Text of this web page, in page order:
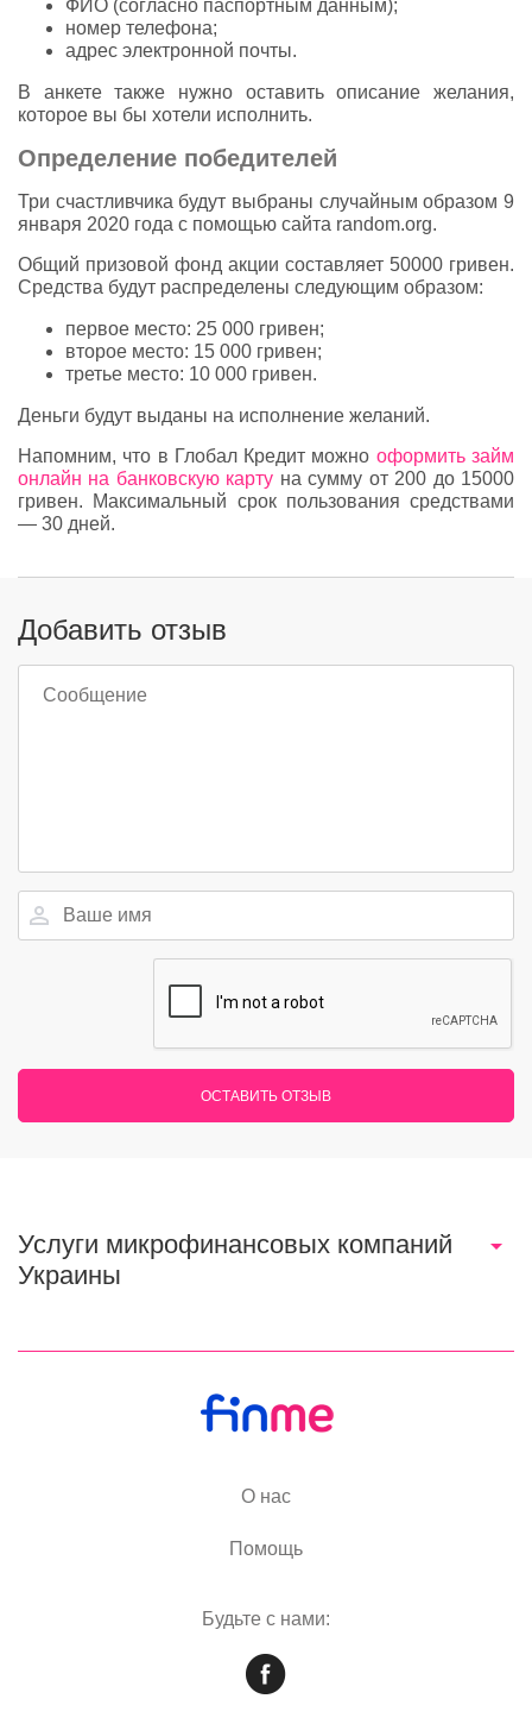
ФИО (согласно паспортным данным);
номер телефона;
адрес электронной почты.
В анкете также нужно оставить описание желания,
которое вы бы хотели исполнить.
Определение победителей
Три счастливчика будут выбраны случайным образом 9
января 2020 года с помощью сайта random.org.
Общий призовой фонд акции составляет 50000 гривен.
Средства будут распределены следующим образом:
первое место: 25 000 гривен;
второе место: 15 000 гривен;
третье место: 10 000 гривен.
Деньги будут выданы на исполнение желаний.
Напомним, что в Глобал Кредит можно оформить займ
онлайн на банковскую карту на сумму от 200 до 15000
гривен. Максимальный срок пользования средствами
— 30 дней.
Добавить отзыв
ОСТАВИТЬ ОТЗЫВ
Услуги микрофинансовых компаний
Украины
О нас
Помощь
Будьте с нами: